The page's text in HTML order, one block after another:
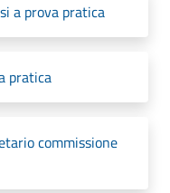
a prova pratica
pratica
commissione